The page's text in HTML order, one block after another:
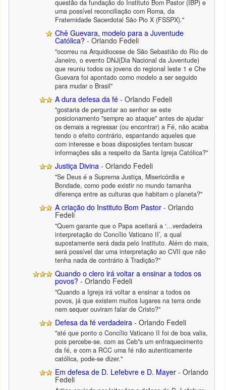
questão da fundação do Instituto Bom Pastor (IBP) e
uma possível reconciliação com Roma, da
Fraternidade Sacerdotal São Pio X (FSSPX)."
Chê Guevara, modelo para a Juventude
Católica? - Orlando Fedeli
"ocorreu na Arquidiocese de São Sebastião do Rio de
Janeiro, o evento DNJ(Dia Nacional da Juventude)
que reuniu todos os jovens do regional leste 1 e Che
Guevara foi apontado como modelo a ser seguido
para mudar o Brasil"
A dura defesa da fé - Orlando Fedeli
"gostaria de perguntar ao senhor se este
posicionamento "sempre ao ataque" antes de ajudar
os demais a regressar (ou encontrar) a Fé, não acaba
tendo o efeito contrário, espantando aqueles que
com interesse e boas disposições tentam buscar
informações sãs a respeito da Santa Igreja Católica?"
Justiça Divina - Orlando Fedeli
"Se Deus é a Suprema Justiça, Misericórdia e
Bondade, como pode existir no mundo tamanha
diferença entre as culturas que habitam o planeta?"
A criação do Instituto Bom Pastor - Orlando
Fedeli
"Quem garante que o Papa aceitará a ‘...verdadeira
interpretação do Concílio Vaticano II’, a qual
supostamente será dada pelo Instituto. Além do mais,
será possível dar uma interpretação ao CVII que não
tenha nada de contrário à Tradição?"
Quando o clero irá voltar a ensinar a todos os
povos? - Orlando Fedeli
"Quando a Igreja irá voltar a ensinar a todos os
povos, já que existem muitos lugares na terra onde
nem sequer ouviram falar de Cristo?"
Defesa da fé verdadeira - Orlando Fedeli
"até que ponto o Concílio Vaticano II foi de boa valia,
pois percebe-se, com as Ceb"s um enfraquecimento
da fé, e com a RCC uma fé não autenticamente
católica, pode-se dizer."
Em defesa de D. Lefebvre e D. Mayer - Orlando
Fedeli